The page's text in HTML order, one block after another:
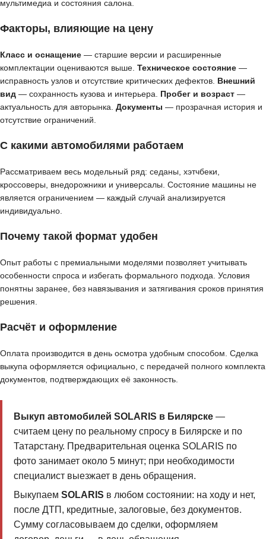
мультимедиа и состояния салона.
Факторы, влияющие на цену
Класс и оснащение — старшие версии и расширенные
комплектации оцениваются выше. Техническое состояние —
исправность узлов и отсутствие критических дефектов. Внешний
вид — сохранность кузова и интерьера. Пробег и возраст —
актуальность для авторынка. Документы — прозрачная история и
отсутствие ограничений.
С какими автомобилями работаем
Рассматриваем весь модельный ряд: седаны, хэтчбеки,
кроссоверы, внедорожники и универсалы. Состояние машины не
является ограничением — каждый случай анализируется
индивидуально.
Почему такой формат удобен
Опыт работы с премиальными моделями позволяет учитывать
особенности спроса и избегать формального подхода. Условия
понятны заранее, без навязывания и затягивания сроков принятия
решения.
Расчёт и оформление
Оплата производится в день осмотра удобным способом. Сделка
выкупа оформляется официально, с передачей полного комплекта
документов, подтверждающих её законность.
Выкуп автомобилей SOLARIS в Билярске—
считаем цену по реальному спросу в Билярске и по
Татарстану. Предварительная оценка SOLARIS по
фото занимает около 5 минут; при необходимости
специалист выезжает в день обращения.
Выкупаем SOLARIS в любом состоянии: на ходу и нет,
после ДТП, кредитные, залоговые, без документов.
Сумму согласовываем до сделки, оформляем